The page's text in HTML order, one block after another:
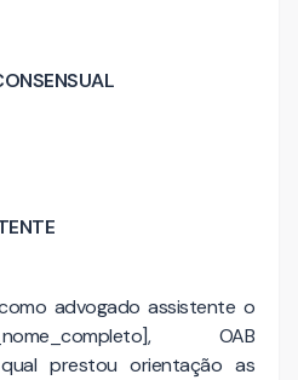
advogado assistente o
OAB
prestou orientação as